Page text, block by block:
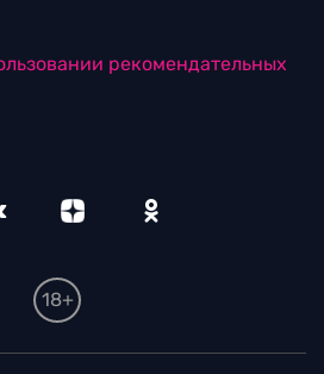
рекомендательных
18+